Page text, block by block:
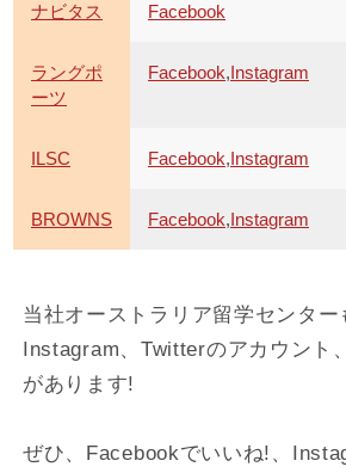
ナビタス Facebook
ラングポ
ーツ
Facebook,Instagram
ILSC Facebook,Instagram
BROWNS Facebook,Instagram
当社オーストラリア留学センター
Instagram、Twitterのアカウント
があります!
ぜひ、Facebookでいいね!、